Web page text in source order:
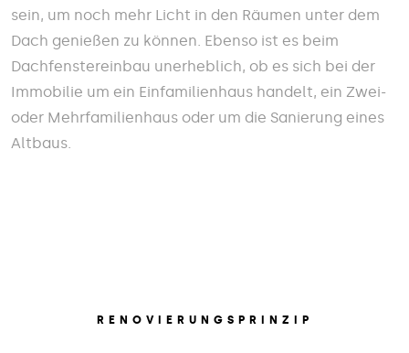
sein, um noch mehr Licht in den Räumen unter dem
Dach genießen zu können. Ebenso ist es beim
Dachfenstereinbau unerheblich, ob es sich bei der
Immobilie um ein Einfamilienhaus handelt, ein Zwei-
oder Mehrfamilienhaus oder um die Sanierung eines
Altbaus.
RENOVIERUNGSPRINZIP